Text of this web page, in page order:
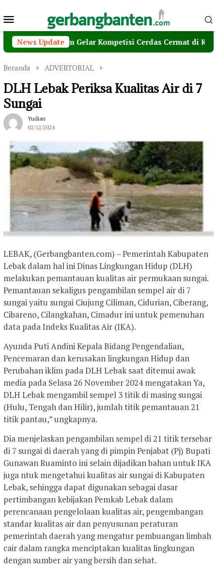
ke
Menu
Mobile
News Update
Maxim Gelar Kompetisi Cerdas Cermat di Kota Serang
Beranda ADVERTORIAL
DLH Lebak Periksa Kualitas Air di 7
Sungai
Yudian
02/12/2024
LEBAK, (Gerbangbanten.com) – Pemerintah Kabupaten
Lebak dalam hal ini Dinas Lingkungan Hidup (DLH)
melakukan pemantauan kualitas air permukaan sungai.
Pemantauan sekaligus pengambilan sempel air di 7
sungai yaitu sungai Ciujung Ciliman, Cidurian, Ciberang,
Cibareno, Cilangkahan, Cimadur ini untuk pemenuhan
data pada Indeks Kualitas Air (IKA).
Ayunda Puti Andini Kepala Bidang Pengendalian,
Pencemaran dan kerusakan lingkungan Hidup dan
Perubahan iklim pada DLH Lebak saat ditemui awak
media pada Selasa 26 November 2024 mengatakan Ya,
DLH Lebak mengambil sempel 3 titik di masing sungai
(Hulu, Tengah dan Hilir), jumlah titik pemantauan 21
titik pantau,” ungkapnya.
Dia menjelaskan pengambilan sempel di 21 titik tersebar
di 7 sungai di daerah yang di pimpin Penjabat (Pj) Bupati
Gunawan Ruaminto ini selain dijadikan bahan untuk IKA
juga ntuk mengetahui kualitas air sungai di Kabupaten
Lebak, sehingga dapat digunakan sebagai dasar
pertimbangan kebijakan Pemkab Lebak dalam
perencanaan pengelolaan kualitas air, pengembangan
standar kualitas air dan penyusunan peraturan
pemerintah daerah yang mengatur pembuangan limbah
cair dalam rangka menciptakan kualitas lingkungan
dengan sumber air yang bersih dan sehat.